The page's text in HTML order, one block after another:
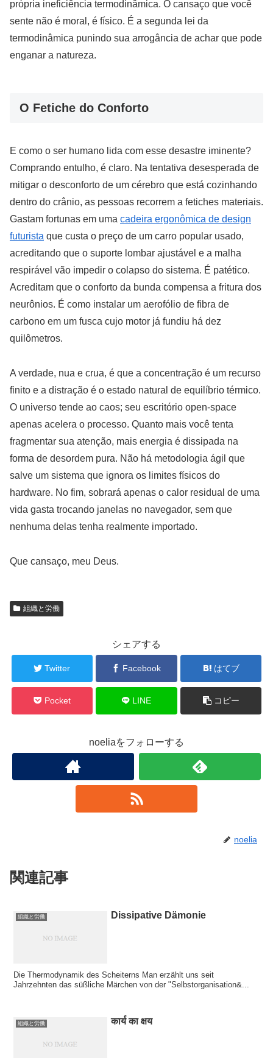
própria ineficiência termodinâmica. O cansaço que você
sente não é moral, é físico. É a segunda lei da
termodinâmica punindo sua arrogância de achar que pode
enganar a natureza.
O Fetiche do Conforto
E como o ser humano lida com esse desastre iminente?
Comprando entulho, é claro. Na tentativa desesperada de
mitigar o desconforto de um cérebro que está cozinhando
dentro do crânio, as pessoas recorrem a fetiches materiais.
Gastam fortunas em uma cadeira ergonômica de design
futurista que custa o preço de um carro popular usado,
acreditando que o suporte lombar ajustável e a malha
respirável vão impedir o colapso do sistema. É patético.
Acreditam que o conforto da bunda compensa a fritura dos
neurônios. É como instalar um aerofólio de fibra de
carbono em um fusca cujo motor já fundiu há dez
quilômetros.
A verdade, nua e crua, é que a concentração é um recurso
finito e a distração é o estado natural de equilíbrio térmico.
O universo tende ao caos; seu escritório open-space
apenas acelera o processo. Quanto mais você tenta
fragmentar sua atenção, mais energia é dissipada na
forma de desordem pura. Não há metodologia ágil que
salve um sistema que ignora os limites físicos do
hardware. No fim, sobrará apenas o calor residual de uma
vida gasta trocando janelas no navegador, sem que
nenhuma delas tenha realmente importado.
Que cansaço, meu Deus.
組織と労働
シェアする
Twitter Facebook はてブ
Pocket LINE コピー
noeliaをフォローする
noelia
関連記事
組織と労働 Dissipative Dämonie
Die Thermodynamik des Scheiterns Man erzählt uns seit
Jahrzehnten das süßliche Märchen von der "Selbstorganisation&...
組織と労働 कार्य का क्षय